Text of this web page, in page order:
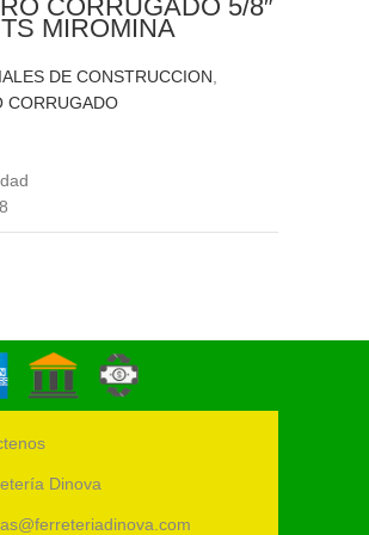
CORRUGADO 5/8″
MIROMINA
DE CONSTRUCCION
CORRUGADO
Dinova